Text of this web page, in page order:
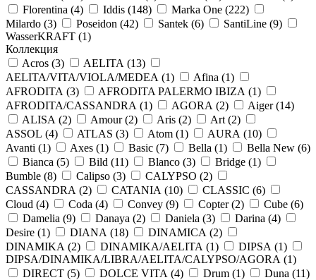
Florentina (4) Iddis (148) Marka One (222)
Milardo (3) Poseidon (42) Santek (6) SantiLine (9)
WasserKRAFT (1)
Коллекция
Acros (3) AELITA (13)
AELITA/VITA/VIOLA/MEDEA (1) Afina (1)
AFRODITA (3) AFRODITA PALERMO IBIZA (1)
AFRODITA/CASSANDRA (1) AGORA (2) Aiger (14)
ALISA (2) Amour (2) Aris (2) Art (2)
ASSOL (4) ATLAS (3) Atom (1) AURA (10)
Avanti (1) Axes (1) Basic (7) Bella (1) Bella New (6)
Bianca (5) Bild (11) Blanco (3) Bridge (1)
Bumble (8) Calipso (3) CALYPSO (2)
CASSANDRA (2) CATANIA (10) CLASSIC (6)
Cloud (4) Coda (4) Convey (9) Copter (2) Cube (6)
Damelia (9) Danaya (2) Daniela (3) Darina (4)
Desire (1) DIANA (18) DINAMICA (2)
DINAMIKA (2) DINAMIKA/AELITA (1) DIPSA (1)
DIPSA/DINAMIKA/LIBRA/AELITA/CALYPSO/AGORA (1)
DIRECT (5) DOLCE VITA (4) Drum (1) Duna (11)